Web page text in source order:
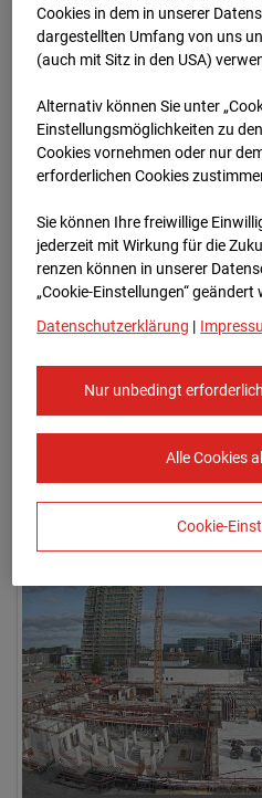
Cookies in dem in unserer
dargestellten Umfang von uns
(auch mit Sitz in den USA)
Alternativ können Sie unter
Einstellungsmöglichkeiten zu
Cookies vornehmen oder nur
erforderlichen Cookies
Sie können Ihre freiwillige
jederzeit mit Wirkung für die
renzen können in unserer
„Cookie-Einstellungen“ geändert
Datenschutzerklärung |
Nur unbedingt
Alle Cookies
Cookie-